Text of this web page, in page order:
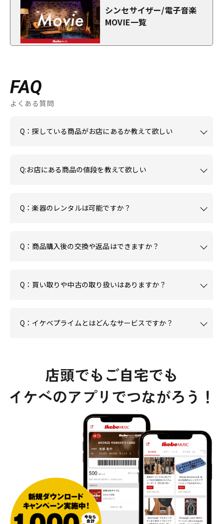
シンセサイザー/電子音楽
MOVIE一覧
FAQ
よくある質問
Q：探している商品がお店にあるか教えて欲しい
Q:お店にある商品の値段を教えて欲しい
Q：楽器のレンタルは可能ですか？
Q：商品購入後の交換や返品はできますか？
Q：買い取りや中古の取り扱いはありますか？
Q：イケベプライムとはどんなサービスですか？